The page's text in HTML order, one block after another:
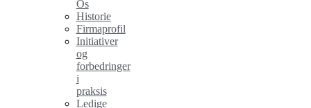
Os
Historie
Firmaprofil
Initiativer
og
forbedringer
i
praksis
Ledige